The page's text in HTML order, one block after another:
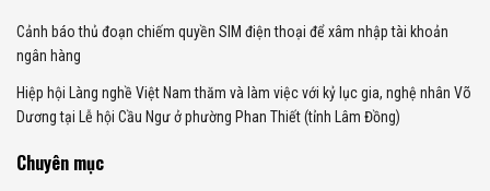
Cảnh báo thủ đoạn chiếm quyền SIM điện thoại để xâm nhập tài khoản
ngân hàng
Hiệp hội Làng nghề Việt Nam thăm và làm việc với kỷ lục gia, nghệ nhân Võ
Dương tại Lễ hội Cầu Ngư ở phường Phan Thiết (tỉnh Lâm Đồng)
Chuyên mục